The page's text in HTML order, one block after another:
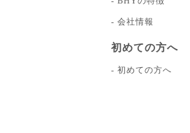
会社情報
初めての方へ
初めての方へ